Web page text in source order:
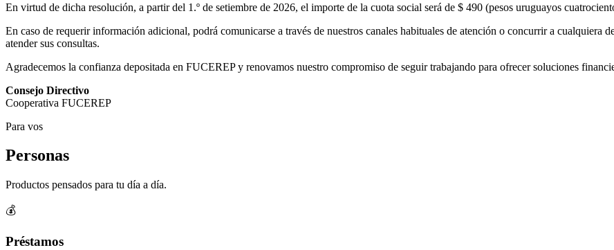
En virtud de dicha resolución, a partir del 1.º de setiembre de 2026, el importe de la cuota social será de $ 490 (pesos uruguayos
En caso de requerir información adicional, podrá comunicarse a través de nuestros canales habituales de atención o concurrir a cualquiera
atender sus consultas.
Agradecemos la confianza depositada en FUCEREP y renovamos nuestro compromiso de seguir trabajando para ofrecer soluciones
Consejo Directivo
Cooperativa FUCEREP
Para vos
Personas
Productos pensados para tu día a día.
💰
Préstamos